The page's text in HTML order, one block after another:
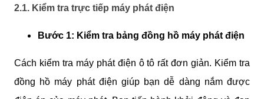
2.1. Kiểm tra trực tiếp máy phát điện
Bước 1: Kiểm tra bảng đồng hồ máy phát điện
Cách kiểm tra máy phát điện ô tô rất đơn giản. Kiểm tra
đồng hồ máy phát điện giúp bạn dễ dàng nắm được